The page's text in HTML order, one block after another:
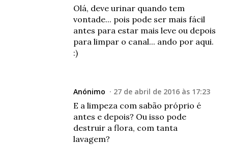
Olá, deve urinar quando tem
vontade... pois pode ser mais fácil
antes para estar mais leve ou depois
para limpar o canal... ando por aqui.
:)
Anónimo 27 de abril de 2016 às 17:23
E a limpeza com sabão próprio é
antes e depois? Ou isso pode
destruir a flora, com tanta
lavagem?